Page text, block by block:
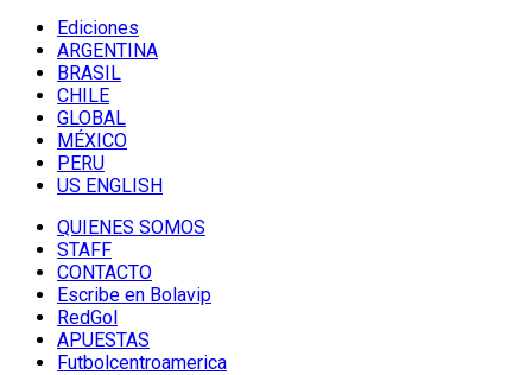
Ediciones
ARGENTINA
BRASIL
CHILE
GLOBAL
MÉXICO
PERU
US ENGLISH
QUIENES SOMOS
STAFF
CONTACTO
Escribe en Bolavip
RedGol
APUESTAS
Futbolcentroamerica